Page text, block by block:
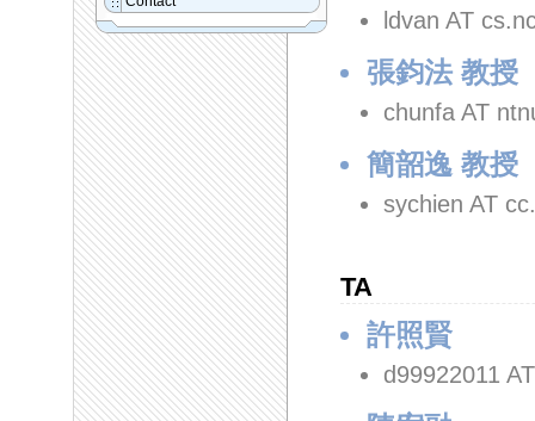
ldvan AT
張鈞法 教授
chunfa AT
簡韶逸 教授
sychien AT
TA
許照賢
d99922011